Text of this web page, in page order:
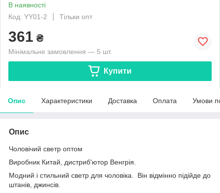
В наявності
Код: YY01-2
Тільки опт
361 ₴
Мінімальне замовлення — 5 шт.
Купити
Опис Характеристики Доставка Оплата Умови
Опис
Чоловічий светр оптом
Виробник Китай, дистриб'ютор Венгрія.
Модний і стильний светр для чоловіка. Він відмінно підійде до
штанів, джинсів.